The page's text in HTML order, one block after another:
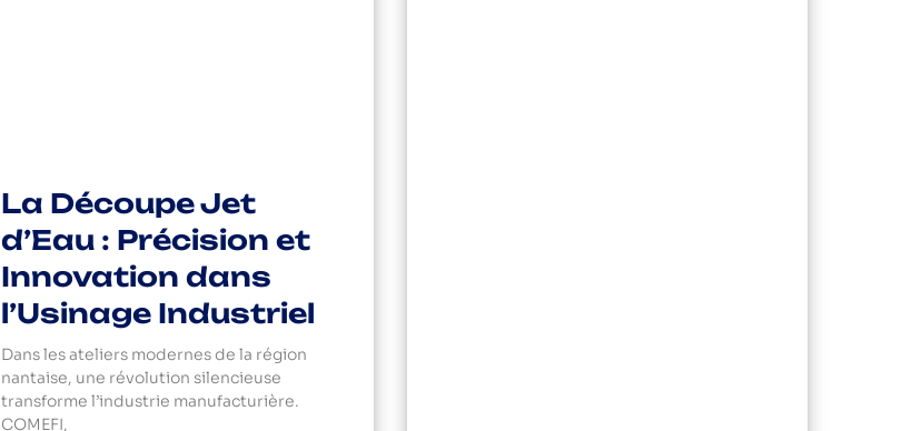
La Découpe Jet
d’Eau : Précision et
Innovation dans
l’Usinage Industriel
Dans les ateliers modernes de la région
nantaise, une révolution silencieuse
transforme l’industrie manufacturière.
COMEFI,